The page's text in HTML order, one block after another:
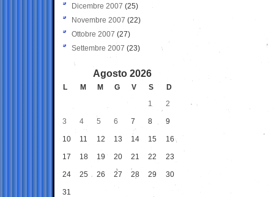
Dicembre 2007 (25)
Novembre 2007 (22)
Ottobre 2007 (27)
Settembre 2007 (23)
Agosto 2026
L M M G V S
D
1
2
3 4 5 6 7 8 9
10 11 12 13 14 15 16
17 18 19 20 21 22 23
24 25 26 27 28 29 30
31